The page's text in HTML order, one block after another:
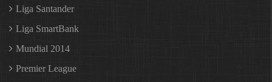
Liga Santander
Liga SmartBank
Mundial 2014
Premier League